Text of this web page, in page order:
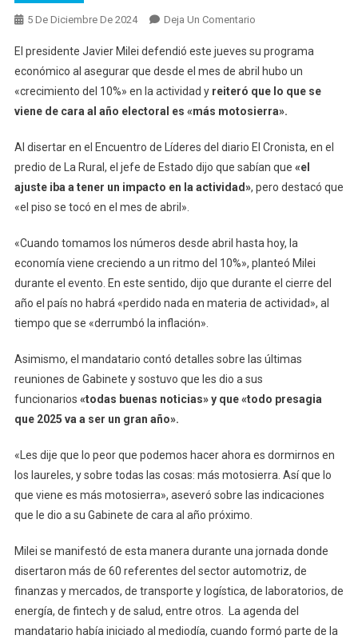
5 De Diciembre De 2024 Deja Un ComentarioEn
Defendió
Su
Programa
Económico
Dijo
Que
Se
Motosierra»
El presidente Javier Milei defendió este jueves su programa
económico al asegurar que desde el mes de abril hubo un
«crecimiento del 10%» en la actividad y reiteró que lo que se
viene de cara al año electoral es «más motosierra».
Al disertar en el Encuentro de Líderes del diario El Cronista, en el
predio de La Rural, el jefe de Estado dijo que sabían que «el
ajuste iba a tener un impacto en la actividad», pero destacó que
«el piso se tocó en el mes de abril».
«Cuando tomamos los números desde abril hasta hoy, la
economía viene creciendo a un ritmo del 10%», planteó Milei
durante el evento. En este sentido, dijo que durante el cierre del
año el país no habrá «perdido nada en materia de actividad», al
tiempo que se «derrumbó la inflación».
Asimismo, el mandatario contó detalles sobre las últimas
reuniones de Gabinete y sostuvo que les dio a sus
funcionarios «todas buenas noticias» y que «todo presagia
que 2025 va a ser un gran año».
«Les dije que lo peor que podemos hacer ahora es dormirnos en
los laureles, y sobre todas las cosas: más motosierra. Así que lo
que viene es más motosierra», aseveró sobre las indicaciones
que le dio a su Gabinete de cara al año próximo.
Milei se manifestó de esta manera durante una jornada donde
disertaron más de 60 referentes del sector automotriz, de
finanzas y mercados, de transporte y logística, de laboratorios, de
energía, de fintech y de salud, entre otros. La agenda del
mandatario había iniciado al mediodía, cuando formó parte de la